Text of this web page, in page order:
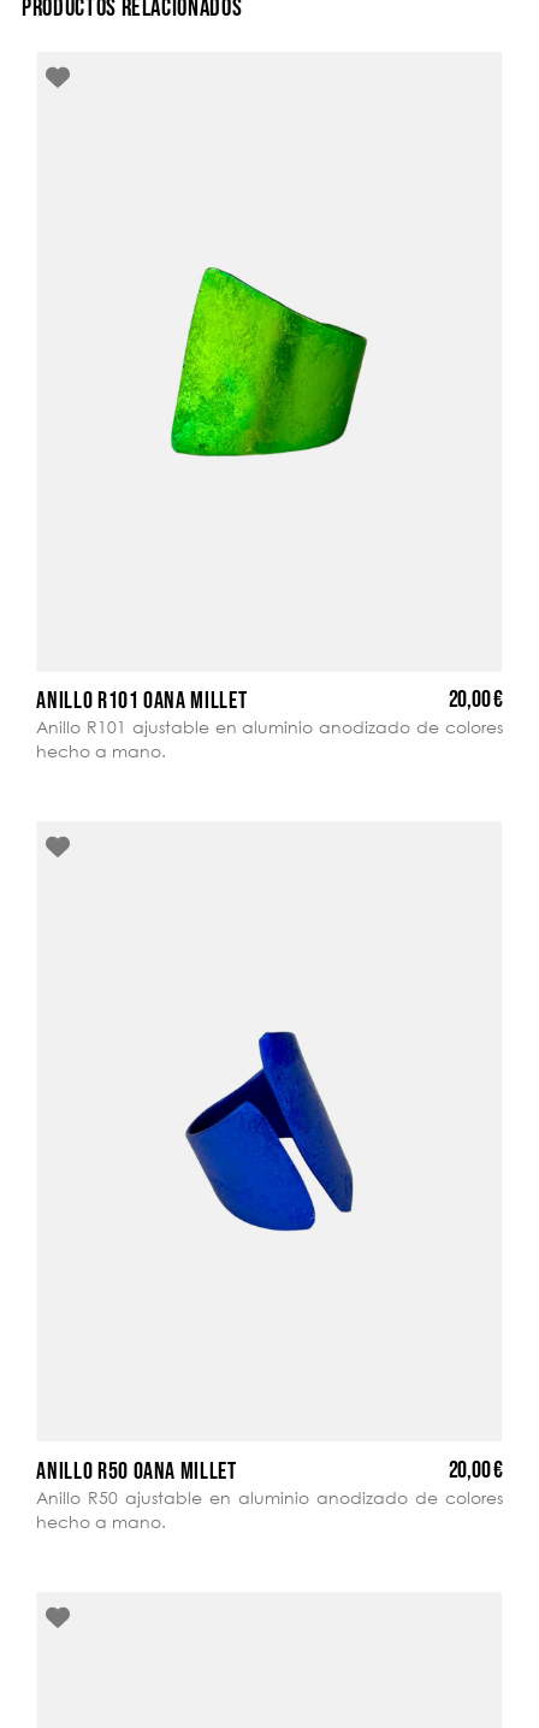
PRODUCTOS RELACIONADOS
ANILLO R101 OANA MILLET 20,00 €
Anillo R101 ajustable en aluminio anodizado de colores
hecho a mano.
ANILLO R50 OANA MILLET 20,00 €
Anillo R50 ajustable en aluminio anodizado de colores
hecho a mano.